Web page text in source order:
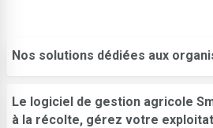
Nos solutions dédiées aux
Le logiciel de gestion agricole
à la récolte, gérez votre